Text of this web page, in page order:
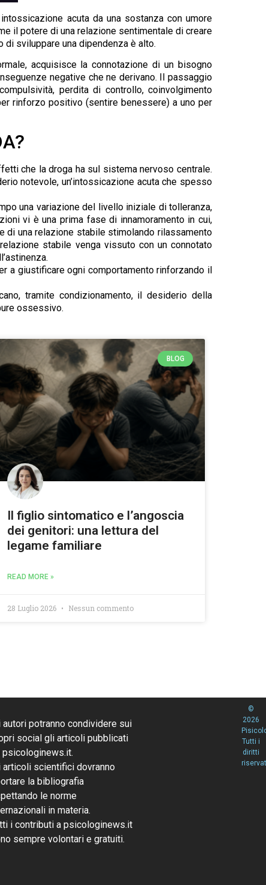
acuta da una sostanza con umore
il potere di una relazione sentimentale di creare
sviluppare una dipendenza è alto.
acquisisce la connotazione di un bisogno
negative che ne derivano. Il passaggio
perdita di controllo, coinvolgimento
rinforzo positivo (sentire benessere) a uno per
che la droga ha sul sistema nervoso centrale.
notevole, un’intossicazione acuta che spesso
una variazione del livello iniziale di tolleranza,
vi è una prima fase di innamoramento in cui,
di una relazione stabile stimolando rilassamento
stabile venga vissuto con un connotato
a giustificare ogni comportamento rinforzando il
tramite condizionamento, il desiderio della
ossessivo.
BLOG
Il figlio sintomatico e l’angoscia
dei genitori: una lettura del
legame familiare
READ MORE »
28 Luglio 2026 Nessun commento
autori potranno condividere sui
social gli articoli pubblicati
psicologinews.it.
articoli scientifici dovranno
la bibliografia
le norme
in materia.
i contributi a psicologinews.it
sempre volontari e gratuiti.
©
2026
Tutti i
diritti